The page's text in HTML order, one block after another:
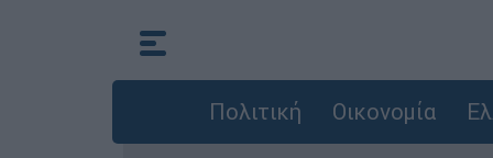
Πολιτική Οικονομία